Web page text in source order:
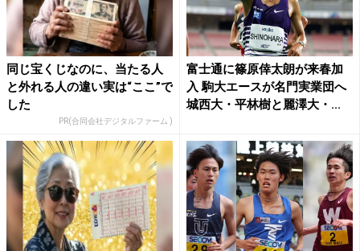
同じ宝くじなのに、当たる人
と外れる人の違い実は“ここ”で
した
PR(合同会社デジタルファーム )
富士通に篠原倖太朗が来春加
入 駒大エースが名門実業団へ
城西大・平林樹と麗澤大・...